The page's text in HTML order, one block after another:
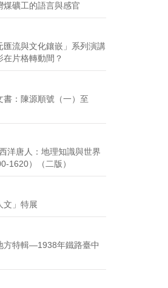
煤礦工的語言與感官
匯流與文化鑲嵌」系列演講
片格轉動間？
書：陳源順號（一）至
洋唐人：地理知識與世界
1620）（二版）
文」特展
方特輯—1938年鐵路臺中